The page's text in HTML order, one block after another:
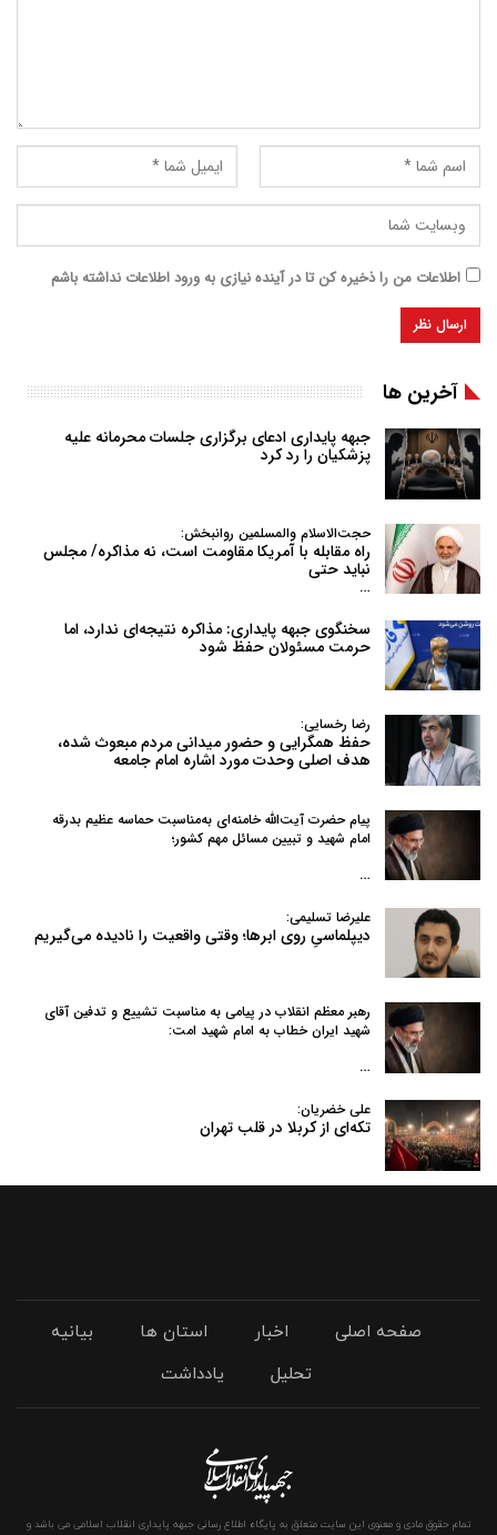
اطلاعات من را ذخیره کن تا در آینده نیازی به ورود اطلاعات نداشته باشم
آخرین ها
جبهه پایداری ادعای برگزاری جلسات محرمانه علیه
پزشکیان را رد کرد
حجت‌الاسلام والمسلمین روانبخش:
راه مقابله با آمریکا مقاومت است، نه مذاکره/ مجلس
نباید حتی
…
سخنگوی جبهه پایداری: مذاکره نتیجه‌ای ندارد، اما
حرمت مسئولان حفظ شود
رضا رخسایی:
حفظ همگرایی و حضور میدانی مردم مبعوث شده،
هدف اصلی وحدت مورد اشاره امام جامعه
پیام حضرت آیت‌الله خامنه‌ای به‌مناسبت حماسه عظیم بدرقه
امام شهید و تبیین مسائل مهم کشور؛
…
علیرضا تسلیمی:
دیپلماسیِ روی ابرها؛ وقتی واقعیت را نادیده می‌گیریم
رهبر معظم انقلاب در پیامی به‌ مناسبت تشییع و تدفین آقای
شهید ایران خطاب به امام شهید امت:
…
علی خضریان:
تکه‌ای از کربلا در قلب تهران
صفحه اصلی اخبار استان ها
بیانیه
تحلیل
یادداشت
تمام حقوق مادی و معنوی این سایت متعلق به پایگاه اطلاع رسانی جبهه پایداری انقلاب اسلامی می باشد و